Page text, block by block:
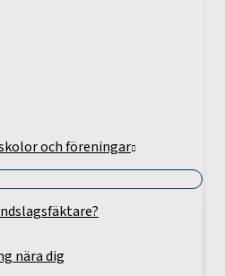
och föreningar
nära dig